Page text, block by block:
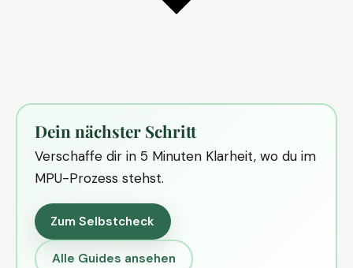
Dein nächster Schritt
Verschaffe dir in 5 Minuten Klarheit, wo du im
MPU-Prozess stehst.
Zum Selbstcheck
Alle Guides ansehen